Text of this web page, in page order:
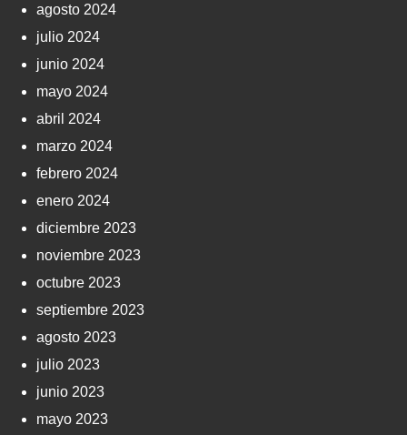
agosto 2024
julio 2024
junio 2024
mayo 2024
abril 2024
marzo 2024
febrero 2024
enero 2024
diciembre 2023
noviembre 2023
octubre 2023
septiembre 2023
agosto 2023
julio 2023
junio 2023
mayo 2023